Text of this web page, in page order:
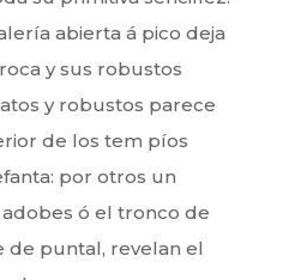
abierta á pico deja
y sus robustos
y robustos parece
de los tem píos
por otros un
ó el tronco de
de puntal, revelan el